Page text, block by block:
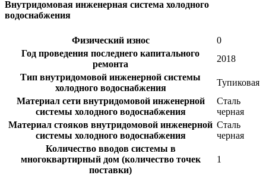
Внутридомовая инженерная система холодного
водоснабжения
Физический износ
0
Год проведения последнего капитального
ремонта
2018
Тип внутридомовой инженерной системы
холодного водоснабжения
Тупиковая
Материал сети внутридомовой инженерной
системы холодного водоснабжения
Сталь
черная
Материал стояков внутридомовой инженерной
системы холодного водоснабжения
Сталь
черная
Количество вводов системы в
многоквартирный дом (количество точек
поставки)
1